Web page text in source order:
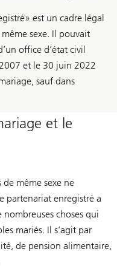
est un cadre légal
sexe. Il pouvait
office d’état civil
et le 30 juin 2022
sauf dans
et le
de même sexe ne
partenariat enregistré a
nombreuses choses qui
mariés. Il s’agit par
de pension alimentaire,